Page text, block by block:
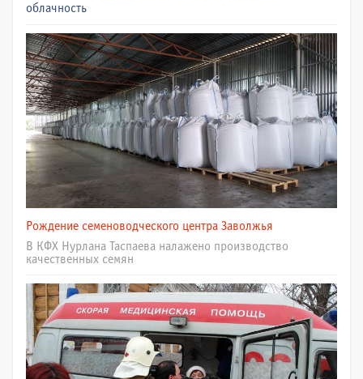
облачность
Рождение семеноводческого центра Заволжья
В КФХ Нурлана Таспаева налажено производство
качественных семян